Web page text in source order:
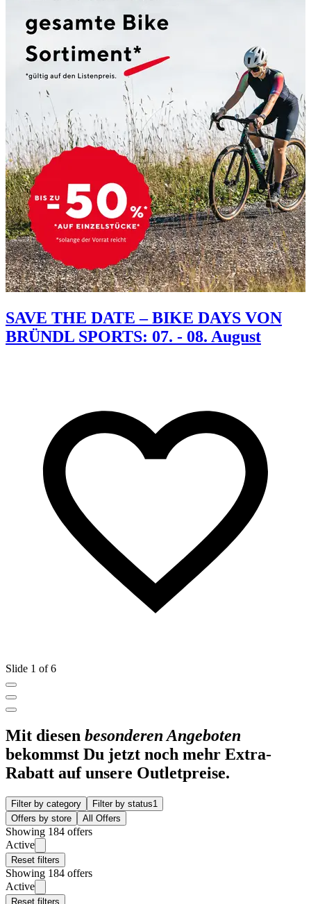
SAVE THE DATE – BIKE DAYS VON
BRÜNDL SPORTS: 07. - 08. August
Slide 1 of 6
Mit diesen besonderen Angeboten
bekommst Du jetzt noch mehr Extra-
Rabatt auf unsere Outletpreise.
Filter by category Filter by status1
Offers by store
All Offers
Showing 184 offers
Active
Reset filters
Showing 184 offers
Active
Reset filters